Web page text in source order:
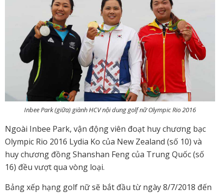
Inbee Park (giữa) giành HCV nội dung golf nữ Olympic Rio 2016
Ngoài Inbee Park, vận động viên đoạt huy chương bạc
Olympic Rio 2016 Lydia Ko của New Zealand (số 10) và
huy chương đồng Shanshan Feng của Trung Quốc (số
16) đều vượt qua vòng loại.
Bảng xếp hạng golf nữ sẽ bắt đầu từ ngày 8/7/2018 đến